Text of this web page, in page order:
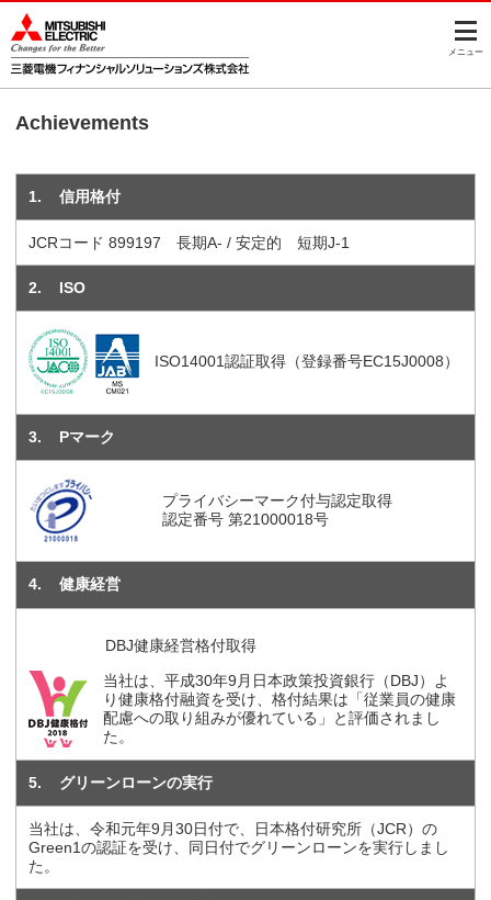
メニュー
Achievements
1 信用格付
JCRコード 899197 長期A- / 安定的 短期J-1
2 ISO
ISO14001認証取得（登録番号EC15J0008）
3 Pマーク
プライバシーマーク付与認定取得
認定番号 第21000018号
4 健康経営
DBJ健康経営格付取得
当社は、平成30年9月日本政策投資銀行（DBJ）よ
り健康格付融資を受け、格付結果は「従業員の健康
配慮への取り組みが優れている」と評価されまし
た。
5 グリーンローンの実行
当社は、令和元年9月30日付で、日本格付研究所（JCR）の
Green1の認証を受け、同日付でグリーンローンを実行しまし
た。